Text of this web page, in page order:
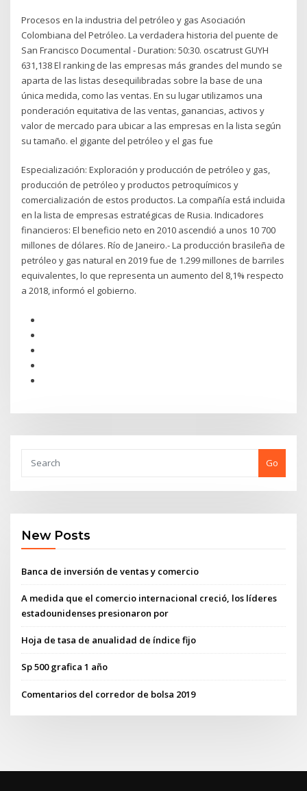
Procesos en la industria del petróleo y gas Asociación
Colombiana del Petróleo. La verdadera historia del puente de
San Francisco Documental - Duration: 50:30. oscatrust GUYH
631,138 El ranking de las empresas más grandes del mundo se
aparta de las listas desequilibradas sobre la base de una
única medida, como las ventas. En su lugar utilizamos una
ponderación equitativa de las ventas, ganancias, activos y
valor de mercado para ubicar a las empresas en la lista según
su tamaño. el gigante del petróleo y el gas fue
Especialización: Exploración y producción de petróleo y gas,
producción de petróleo y productos petroquímicos y
comercialización de estos productos. La compañía está incluida
en la lista de empresas estratégicas de Rusia. Indicadores
financieros: El beneficio neto en 2010 ascendió a unos 10 700
millones de dólares. Río de Janeiro.- La producción brasileña de
petróleo y gas natural en 2019 fue de 1.299 millones de barriles
equivalentes, lo que representa un aumento del 8,1% respecto
a 2018, informó el gobierno.
Go
New Posts
Banca de inversión de ventas y comercio
A medida que el comercio internacional creció, los líderes
estadounidenses presionaron por
Hoja de tasa de anualidad de índice fijo
Sp 500 grafica 1 año
Comentarios del corredor de bolsa 2019